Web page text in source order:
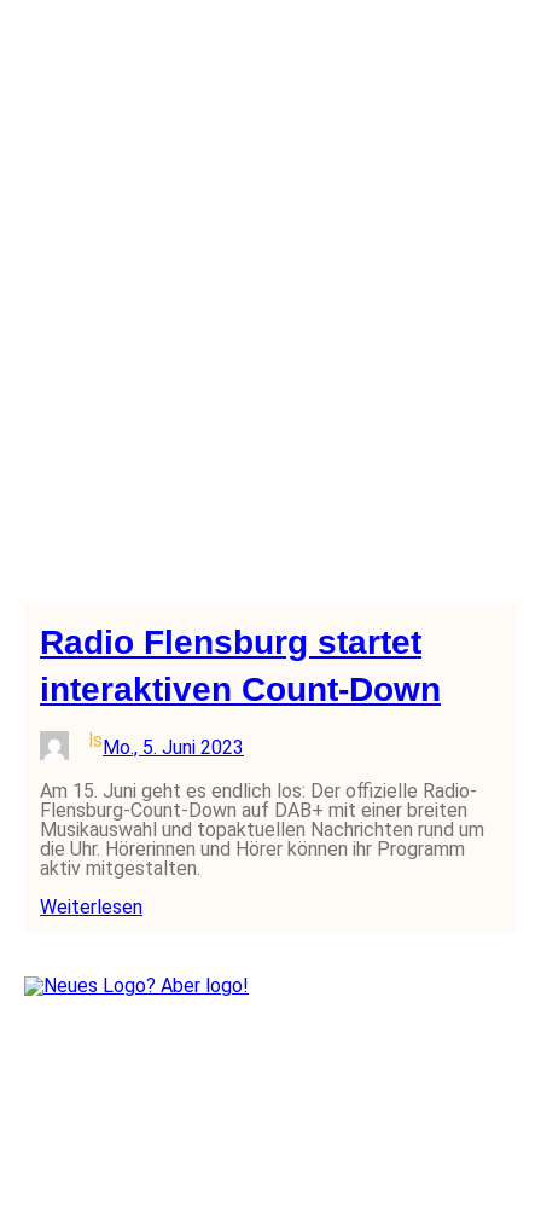
Radio Flensburg startet
interaktiven Count-Down
lsMo., 5. Juni 2023
Am 15. Juni geht es endlich los: Der offizielle Radio-
Flensburg-Count-Down auf DAB+ mit einer breiten
Musikauswahl und topaktuellen Nachrichten rund um
die Uhr. Hörerinnen und Hörer können ihr Programm
aktiv mitgestalten.
Weiterlesen